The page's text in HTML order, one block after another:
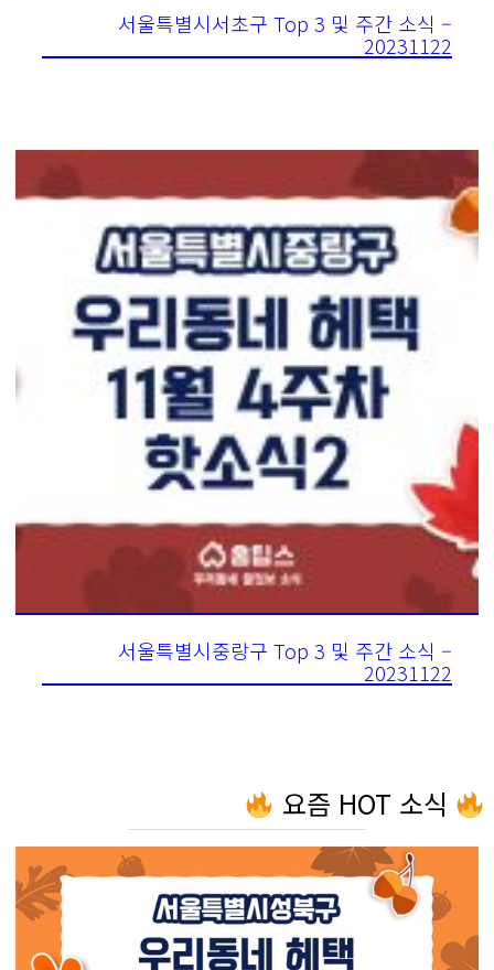
서울특별시서초구 Top 3 및 주간 소식 –
20231122
서울특별시중랑구 Top 3 및 주간 소식 –
20231122
요즘 HOT 소식